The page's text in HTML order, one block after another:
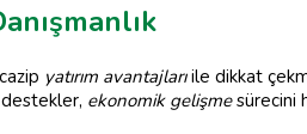
yatırım avantajlarıile dikkat
ekonomik gelişmesürecini